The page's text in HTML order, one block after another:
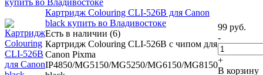
Картридж Colouring CLI-526B для Canon
black купить во Владивостоке
Есть в наличии (6)
Картридж Colouring CLI-526B с чипом для
Canon Pixma
IP4850/MG5150/MG5250/MG6150/MG8150
99 руб.
-
+
В корзину